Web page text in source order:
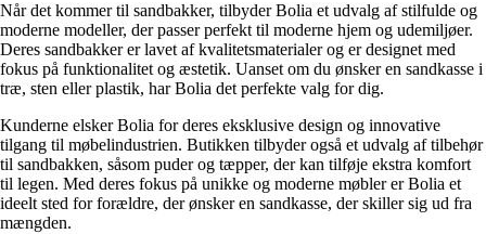
Når det kommer til sandbakker, tilbyder Bolia et udvalg af stilfulde og
moderne modeller, der passer perfekt til moderne hjem og udemiljøer.
Deres sandbakker er lavet af kvalitetsmaterialer og er designet med
fokus på funktionalitet og æstetik. Uanset om du ønsker en sandkasse i
træ, sten eller plastik, har Bolia det perfekte valg for dig.
Kunderne elsker Bolia for deres eksklusive design og innovative
tilgang til møbelindustrien. Butikken tilbyder også et udvalg af tilbehør
til sandbakken, såsom puder og tæpper, der kan tilføje ekstra komfort
til legen. Med deres fokus på unikke og moderne møbler er Bolia et
ideelt sted for forældre, der ønsker en sandkasse, der skiller sig ud fra
mængden.